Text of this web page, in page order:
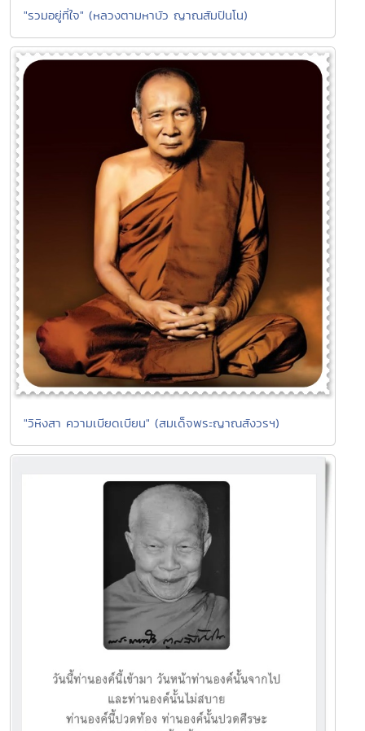
"รวมอยู่ที่ใจ" (หลวงตามหาบัว ญาณสัมปันโน)
"วิหิงสา ความเบียดเบียน" (สมเด็จพระญาณสังวรฯ)